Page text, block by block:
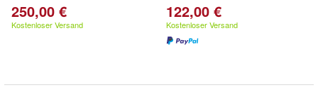
250,00 €
Kostenloser Versand
122,00 €
Kostenloser Versand